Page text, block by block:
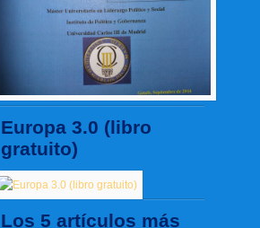
Europa 3.0 (libro
gratuito)
Los 5 artículos más